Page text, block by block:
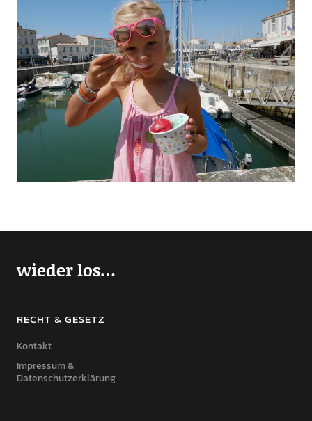
wieder los…
RECHT & GESETZ
Kontakt
Impressum &
Datenschutzerklärung